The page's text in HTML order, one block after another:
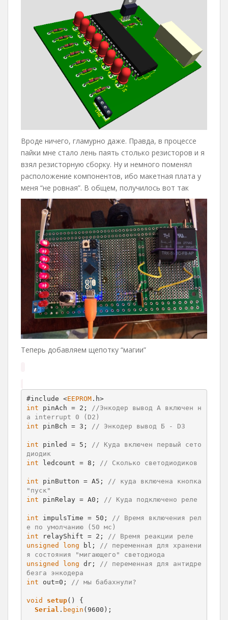
Вроде ничего, гламурно даже. Правда, в процессе
пайки мне стало лень паять столько резисторов и я
взял резисторную сборку. Ну и немного поменял
расположение компонентов, ибо макетная плата у
меня “не ровная”. В общем, получилось вот так
Теперь добавляем щепотку “магии”
#include <EEPROM
.h>
int pinAch = 2; //Энкодер вывод А включен н
а interrupt 0 (D2)
int pinBch = 3; // Энкодер вывод Б - D3
int pinled = 5; // Куда включен первый сето
диодик
int ledcount = 8; // Сколько светодиодиков
int pinButton = A5; // куда включена кнопка
"пуск"
int pinRelay = A0; // Куда подключено реле
int impulsTime = 50; // Время включения рел
е по умолчанию (50 мс)
int relayShift = 2; // Время реакции реле
unsigned
long bl; // переменная для хранени
я состояния "мигающего" светодиода
unsigned
long dr; // переменная для антидре
безга энкодера
int out=0; // мы бабахнули?
void setup() {
Serial . begin (9600);